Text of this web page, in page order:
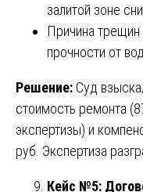
залитой зоне
Причина трещин
прочности от
Решение: Суд
стоимость ремонта
экспертизы) и
руб. Экспертиза
Кейс №5: